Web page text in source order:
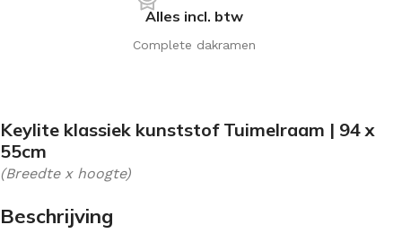
Alles incl. btw
Complete dakramen
Keylite klassiek kunststof Tuimelraam | 94 x
55cm
(Breedte x hoogte)
Beschrijving